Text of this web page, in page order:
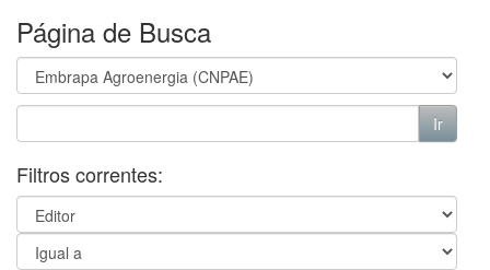
Página de Busca
Filtros correntes: